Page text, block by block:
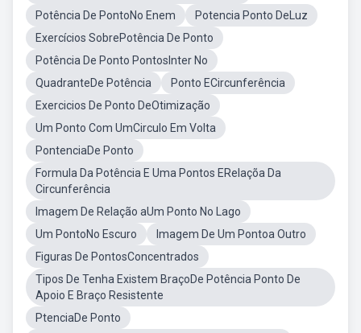
Potência De PontoNo Enem
Potencia Ponto DeLuz
Exercícios SobrePotência De Ponto
Potência De Ponto PontosInter No
QuadranteDe Potência
Ponto ECircunferência
Exercicios De Ponto DeOtimização
Um Ponto Com UmCirculo Em Volta
PontenciaDe Ponto
Formula Da Potência E Uma Pontos ERelaçõa Da
Circunferência
Imagem De Relação aUm Ponto No Lago
Um PontoNo Escuro
Imagem De Um Pontoa Outro
Figuras De PontosConcentrados
Tipos De Tenha Existem BraçoDe Potência Ponto De
Apoio E Braço Resistente
PtenciaDe Ponto